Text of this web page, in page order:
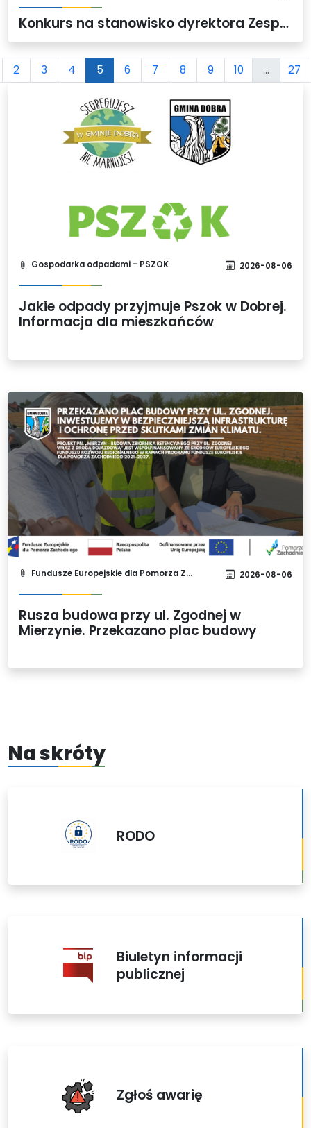
Konkurs na stanowisko dyrektora Zespołu Przedszkoli w Mierzynie
2 3 4 5 6 7 8 9 10 ... 27
Gospodarka odpadami - PSZOK 2026-08-06
Jakie odpady przyjmuje Pszok w Dobrej.
Informacja dla mieszkańców
Fundusze Europejskie dla Pomorza Zachodniego 2021-2027 2026-08-06
Rusza budowa przy ul. Zgodnej w
Mierzynie. Przekazano plac budowy
Na skróty
RODO
Biuletyn informacji
publicznej
Zgłoś awarię